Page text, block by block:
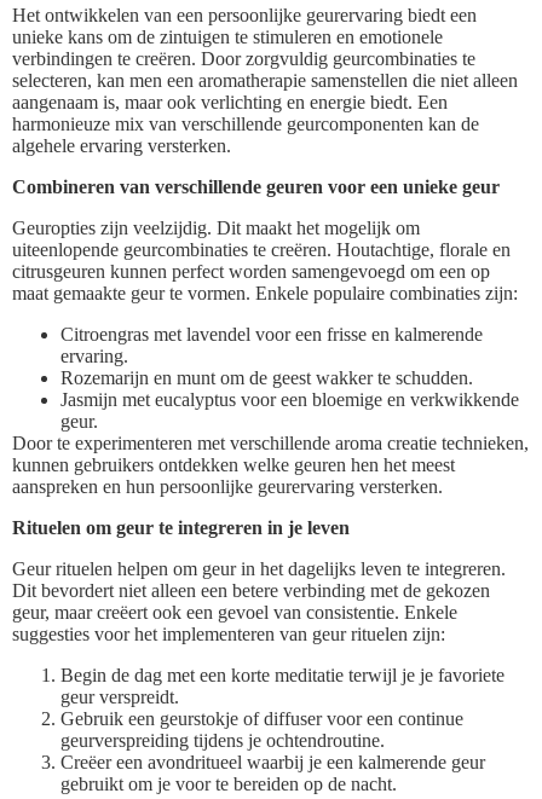
Het ontwikkelen van een persoonlijke geurervaring biedt een
unieke kans om de zintuigen te stimuleren en emotionele
verbindingen te creëren. Door zorgvuldig geurcombinaties te
selecteren, kan men een aromatherapie samenstellen die niet alleen
aangenaam is, maar ook verlichting en energie biedt. Een
harmonieuze mix van verschillende geurcomponenten kan de
algehele ervaring versterken.
Combineren van verschillende geuren voor een unieke geur
Geuropties zijn veelzijdig. Dit maakt het mogelijk om
uiteenlopende geurcombinaties te creëren. Houtachtige, florale en
citrusgeuren kunnen perfect worden samengevoegd om een op
maat gemaakte geur te vormen. Enkele populaire combinaties zijn:
Citroengras met lavendel voor een frisse en kalmerende
ervaring.
Rozemarijn en munt om de geest wakker te schudden.
Jasmijn met eucalyptus voor een bloemige en verkwikkende
geur.
Door te experimenteren met verschillende aroma creatie technieken,
kunnen gebruikers ontdekken welke geuren hen het meest
aanspreken en hun persoonlijke geurervaring versterken.
Rituelen om geur te integreren in je leven
Geur rituelen helpen om geur in het dagelijks leven te integreren.
Dit bevordert niet alleen een betere verbinding met de gekozen
geur, maar creëert ook een gevoel van consistentie. Enkele
suggesties voor het implementeren van geur rituelen zijn:
Begin de dag met een korte meditatie terwijl je je favoriete
geur verspreidt.
Gebruik een geurstokje of diffuser voor een continue
geurverspreiding tijdens je ochtendroutine.
Creëer een avondritueel waarbij je een kalmerende geur
gebruikt om je voor te bereiden op de nacht.